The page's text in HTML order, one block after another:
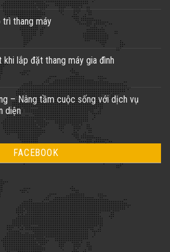
trì thang máy
lắp đặt thang máy gia đình
– Nâng tầm cuộc sống với dịch vụ
diện
FACEBOOK